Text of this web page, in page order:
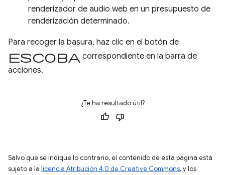
renderizador de audio web en un presupuesto de
renderización determinado.
Para recoger la basura, haz clic en el botón de
escoba correspondiente en la barra de
acciones.
¿Te ha resultado útil?
Salvo que se indique lo contrario, el contenido de esta página está
sujeto a la licencia Atribución 4.0 de Creative Commons, y los